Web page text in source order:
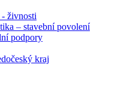
živnosti
– stavební povolení
podpory
kraj